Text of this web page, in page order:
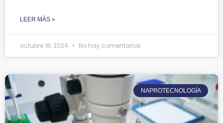
LEER MÁS »
octubre 18, 2024 No hay comentarios
NAPROTECNOLOGÍA